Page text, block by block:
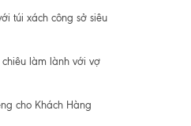
túi xách công sở siêu
làm lành với vợ
cho Khách Hàng